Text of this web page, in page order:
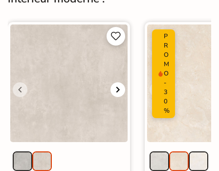
Espagne
Catégories
|
Carrelage intérieur / extérieur
identique
Carrelage sol cuisine
|
Carrelage salon moderne|
Carrelage Chambre
Carrelage WC


P
R
O
M
O
-
3
0
%